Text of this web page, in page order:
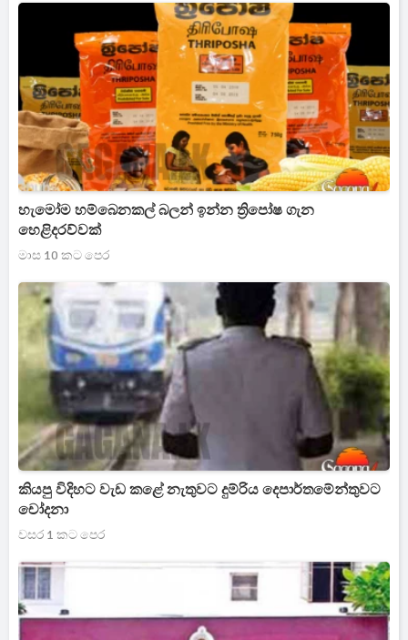
හැමෝම හම්බෙනකල් බලන් ඉන්න ත්‍රිපෝෂ ගැන
හෙළිදරව්වක්
මාස 10 කට පෙර
කියපු විදිහට වැඩ කළේ නැතුවට දුම්රිය දෙපාර්තමේන්තුවට
චෝදනා
වසර 1 කට පෙර